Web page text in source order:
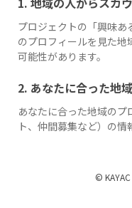
プロジェクトの「興味あ
のプロフィールを見た地
可能性があります。
2. あなたに合った地
あなたに合った地域の
ト、仲間募集など）の情
©